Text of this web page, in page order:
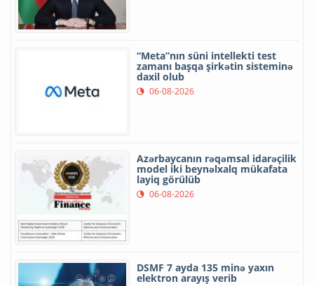
“Meta”nın süni intellekti test
zamanı başqa şirkətin sisteminə
daxil olub
06-08-2026
Azərbaycanın rəqəmsal idarəçilik
model iki beynəlxalq mükafata
layiq görülüb
06-08-2026
DSMF 7 ayda 135 minə yaxın
elektron arayış verib